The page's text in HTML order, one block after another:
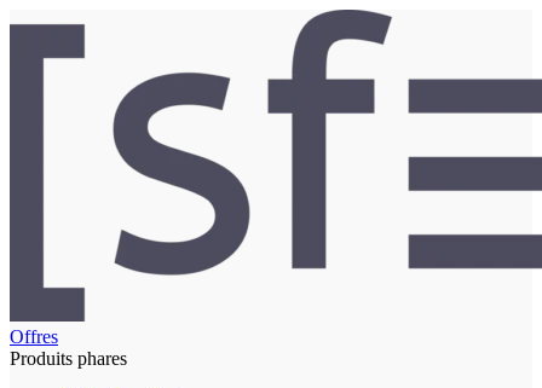
Offres
Produits phares